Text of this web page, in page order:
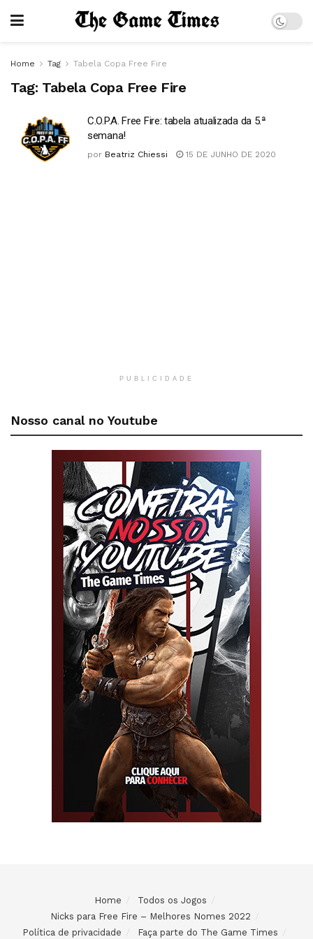
Home Tag Tabela Copa Free Fire
Tag: Tabela Copa Free Fire
C.O.P.A. Free Fire: tabela atualizada da 5.ª
semana!
por Beatriz Chiessi 15 DE JUNHO DE 2020
PUBLICIDADE
Nosso canal no Youtube
Home
Todos os Jogos
Nicks para Free Fire – Melhores Nomes 2022
Política de privacidade
Faça parte do The Game Times